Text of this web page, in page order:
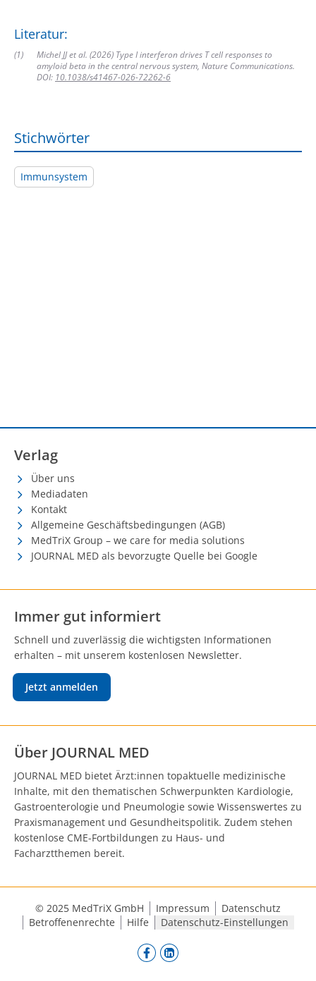
Literatur:
(1)
Michel JJ et al. (2026) Type I interferon drives T cell responses to
amyloid beta in the central nervous system, Nature Communications.
DOI: 10.1038/s41467-026-72262-6
Stichwörter
Immunsystem
Verlag
Über uns
Mediadaten
Kontakt
Allgemeine Geschäftsbedingungen (AGB)
MedTriX Group – we care for media solutions
JOURNAL MED als bevorzugte Quelle bei Google
Immer gut informiert
Schnell und zuverlässig die wichtigsten Informationen
erhalten – mit unserem kostenlosen Newsletter.
Jetzt anmelden
Über JOURNAL MED
JOURNAL MED bietet Ärzt:innen topaktuelle medizinische
Inhalte, mit den thematischen Schwerpunkten Kardiologie,
Gastroenterologie und Pneumologie sowie Wissenswertes zu
Praxismanagement und Gesundheitspolitik. Zudem stehen
kostenlose CME-Fortbildungen zu Haus- und
Facharztthemen bereit.
© 2025 MedTriX GmbH Impressum
Datenschutz
Betroffenenrechte
Hilfe Datenschutz-Einstellungen